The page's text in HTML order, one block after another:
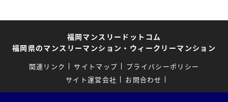
福岡マンスリードットコム
福岡県のマンスリーマンション・ウィークリーマンション
関連リンク サイトマップ
プライバシーポリシー
サイト運営会社
お問合わせ